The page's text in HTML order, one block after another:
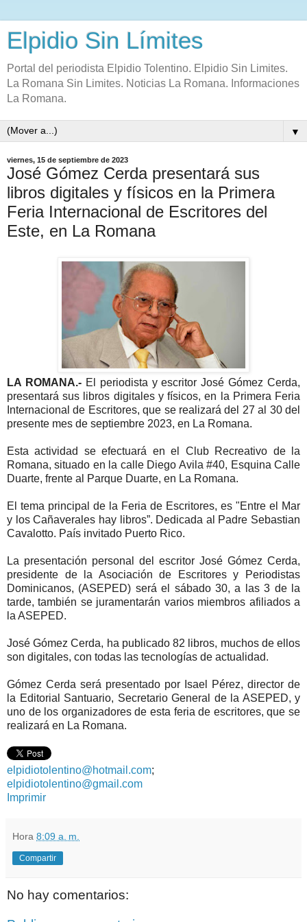
Elpidio Sin Límites
Portal del periodista Elpidio Tolentino. Elpidio Sin Limites.
La Romana Sin Limites. Noticias La Romana. Informaciones
La Romana.
▼
viernes, 15 de septiembre de 2023
José Gómez Cerda presentará sus
libros digitales y físicos en la Primera
Feria Internacional de Escritores del
Este, en La Romana
LA ROMANA.- El periodista y escritor José Gómez Cerda,
presentará sus libros digitales y físicos, en la Primera Feria
Internacional de Escritores, que se realizará del 27 al 30 del
presente mes de septiembre 2023, en La Romana.
Esta actividad se efectuará en el Club Recreativo de la
Romana, situado en la calle Diego Avila #40, Esquina Calle
Duarte, frente al Parque Duarte, en La Romana.
El tema principal de la Feria de Escritores, es "Entre el Mar
y los Cañaverales hay libros”. Dedicada al Padre Sebastian
Cavalotto. País invitado Puerto Rico.
La presentación personal del escritor José Gómez Cerda,
presidente de la Asociación de Escritores y Periodistas
Dominicanos, (ASEPED) será el sábado 30, a las 3 de la
tarde, también se juramentarán varios miembros afiliados a
la ASEPED.
José Gómez Cerda, ha publicado 82 libros, muchos de ellos
son digitales, con todas las tecnologías de actualidad.
Gómez Cerda será presentado por Isael Pérez, director de
la Editorial Santuario, Secretario General de la ASEPED, y
uno de los organizadores de esta feria de escritores, que se
realizará en La Romana.
elpidiotolentino@hotmail.com;
elpidiotolentino@gmail.com
Imprimir
Hora 8:09 a. m.
Compartir
No hay comentarios: